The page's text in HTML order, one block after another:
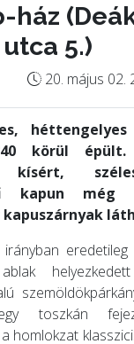
ház
5.)
20. május 02.
héttengelyes
körül
kísért,
kapun még
eredetileg
toszkán
homlokzat